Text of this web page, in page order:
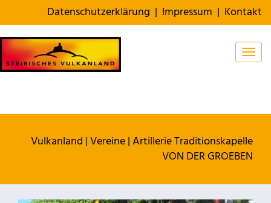
Datenschutzerklärung | Impressum | Kontakt
Vulkanland |Vereine|Artillerie Traditionskapelle
VON DER GROEBEN